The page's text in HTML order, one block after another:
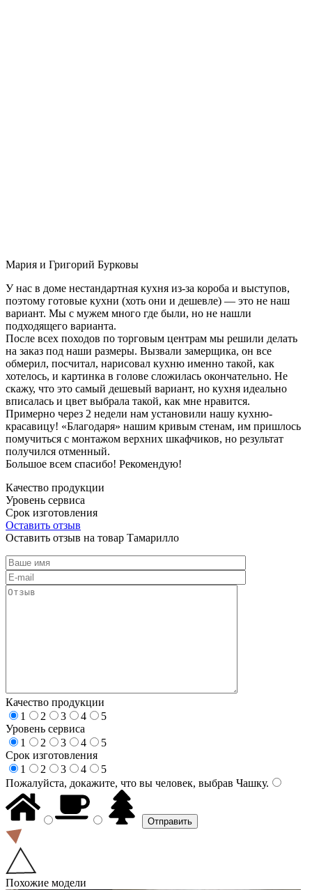
Мария и Григорий Бурковы
У нас в доме нестандартная кухня из-за короба и выступов,
поэтому готовые кухни (хоть они и дешевле) — это не наш
вариант. Мы с мужем много где были, но не нашли
подходящего варианта.
После всех походов по торговым центрам мы решили делать
на заказ под наши размеры. Вызвали замерщика, он все
обмерил, посчитал, нарисовал кухню именно такой, как
хотелось, и картинка в голове сложилась окончательно. Не
скажу, что это самый дешевый вариант, но кухня идеально
вписалась и цвет выбрала такой, как мне нравится.
Примерно через 2 недели нам установили нашу кухню-
красавицу! «Благодаря» нашим кривым стенам, им пришлось
помучиться с монтажом верхних шкафчиков, но результат
получился отменный.
Большое всем спасибо! Рекомендую!
Качество продукции
Уровень сервиса
Срок изготовления
Оставить отзыв
Оставить отзыв на товар Тамарилло
Качество продукции
1
2 3 4
5
Уровень сервиса
1
2 3 4
5
Срок изготовления
1
2 3 4
5
Пожалуйста, докажите, что вы человек, выбрав Чашку.
Похожие модели